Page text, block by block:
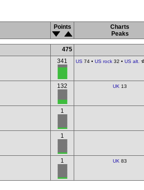
Points
Charts
Peaks
475
341 US 74 • US rock 32 • US alt.
132 UK 13
1
1
1 UK 83